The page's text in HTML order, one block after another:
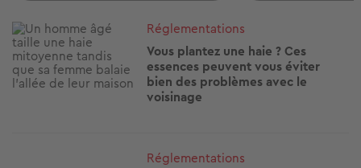
Image
Réglementations
Vous plantez une haie ? Ces
essences peuvent vous éviter
bien des problèmes avec le
voisinage
Réglementations